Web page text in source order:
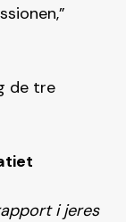
de tre
i jeres